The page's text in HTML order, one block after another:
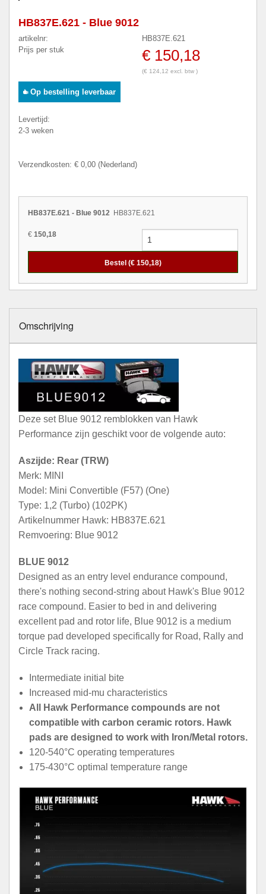
HB837E.621 - Blue 9012
artikelnr:
HB837E.621
Prijs per stuk
€ 150,18
(€ 124,12 excl. btw )
Op bestelling leverbaar
Levertijd:
2-3 weken
Verzendkosten: € 0,00 (Nederland)
HB837E.621 - Blue 9012 HB837E.621
€ 150,18
Bestel (€ 150,18)
Omschrijving
Deze set Blue 9012 remblokken van Hawk
Performance zijn geschikt voor de volgende auto:
Aszijde: Rear (TRW)
Merk: MINI
Model: Mini Convertible (F57) (One)
Type: 1,2 (Turbo) (102PK)
Artikelnummer Hawk: HB837E.621
Remvoering: Blue 9012
BLUE 9012
Designed as an entry level endurance compound,
there's nothing second-string about Hawk's Blue 9012
race compound. Easier to bed in and delivering
excellent pad and rotor life, Blue 9012 is a medium
torque pad developed specifically for Road, Rally and
Circle Track racing.
Intermediate initial bite
Increased mid-mu characteristics
All Hawk Performance compounds are not
compatible with carbon ceramic rotors. Hawk
pads are designed to work with Iron/Metal rotors.
120-540°C operating temperatures
175-430°C optimal temperature range